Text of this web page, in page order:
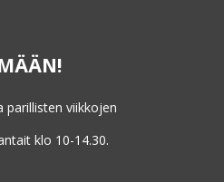
parillisten viikkojen
klo 10-14.30.